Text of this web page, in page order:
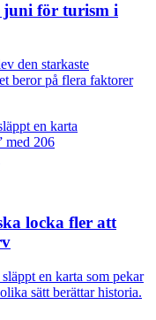
juni för turism i
den starkaste
beror på flera faktorer
locka fler att
en karta som pekar
sätt berättar historia.